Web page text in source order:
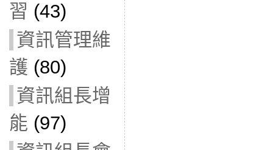
習 (43)
資訊管理維
護 (80)
資訊組長增
能 (97)